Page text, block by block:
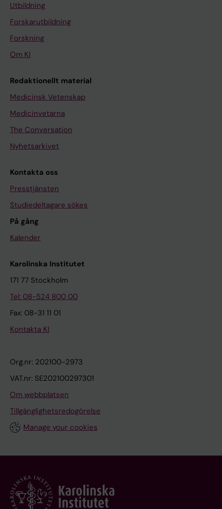
Utbildning
Forskarutbildning
Forskning
Om KI
Redaktionellt material
Medicinsk Vetenskap
Medicinvetarna
The Conversation
Nyhetsarkivet
Kontakta oss
Presstjänsten
Studiedeltagare sökes
På gång
Kalender
Karolinska Institutet
171 77 Stockholm
Tel: 08-524 800 00
Fax: 08-31 11 01
Kontakta KI
Org.nr: 202100-2973
VAT.nr: SE202100297301
Om webbplatsen
Tillgänglighetsredogörelse
Manage your cookies